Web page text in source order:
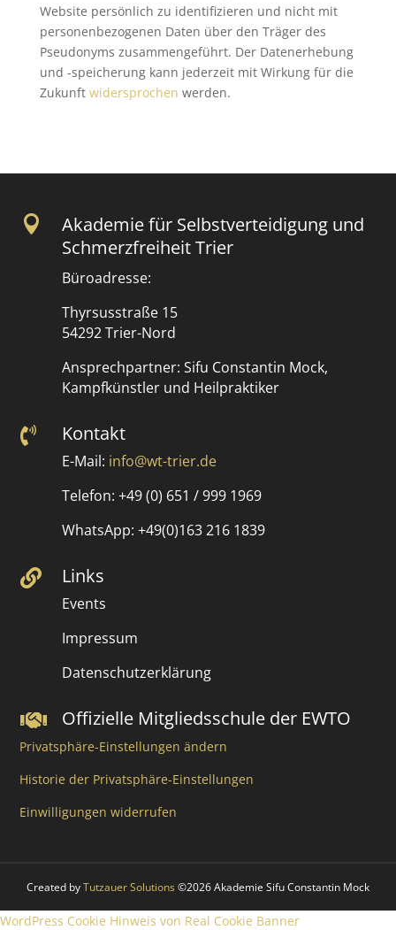
Website persönlich zu identifizieren und nicht mit
personenbezogenen Daten über den Träger des
Pseudonyms zusammengeführt. Der Datenerhebung
und -speicherung kann jederzeit mit Wirkung für die
Zukunft widersprochen werden.

Akademie für Selbstverteidigung und
Schmerzfreiheit Trier
Büroadresse:
Thyrsusstraße 15
54292 Trier-Nord
Ansprechpartner: Sifu Constantin Mock,
Kampfkünstler und Heilpraktiker
 Kontakt
E-Mail: info@wt-trier.de
Telefon: +49 (0) 651 / 999 1969
WhatsApp: +49(0)163 216 1839
 Links
Events
Impressum
Datenschutzerklärung
 Offizielle Mitgliedsschule der EWTO
Privatsphäre-Einstellungen ändern
Historie der Privatsphäre-Einstellungen
Einwilligungen widerrufen
Created byTutzauer Solutions ©2026 Akademie Sifu Constantin Mock
WordPress Cookie Hinweis von Real Cookie Banner